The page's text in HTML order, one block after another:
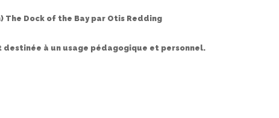
The Dock of the Baypar Otis Redding
à un usage pédagogique et personnel.